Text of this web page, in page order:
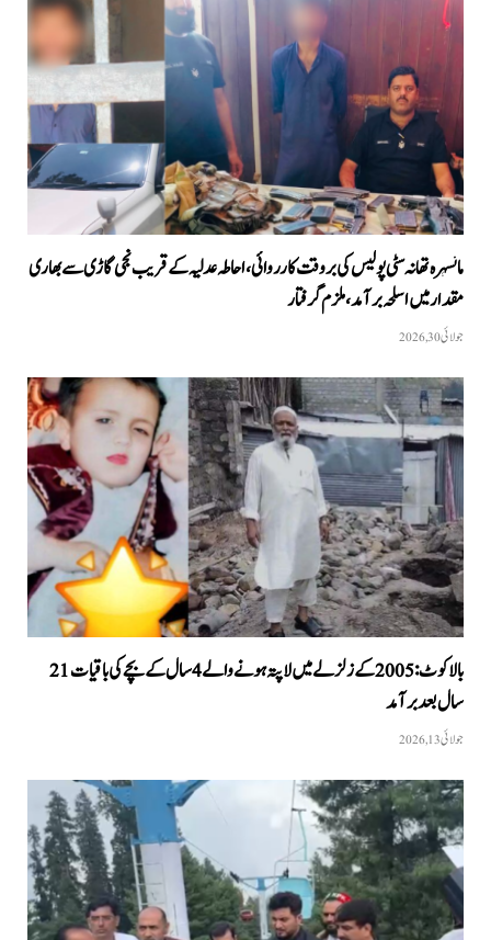
مانسہرہ تھانہ سٹی پولیس کی بروقت کارروائی، احاطہ عدلیہ کے قریب نجی گاڑی سے بھاری
مقدار میں اسلحہ برآمد، ملزم گرفتار
جولائی 30, 2026
بالاکوٹ: 2005 کے زلزلے میں لاپتہ ہونے والے 4سال کے بچے کی باقیات 21
سال بعد برآمد
جولائی 13, 2026